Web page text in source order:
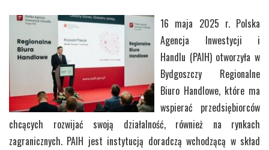
16 maja 2025 r. Polska
Agencja Inwestycji i
Handlu (PAIH) otworzyła w
Bydgoszczy Regionalne
Biuro Handlowe, które ma
wspierać przedsiębiorców
chcących rozwijać swoją działalność, również na rynkach
zagranicznych. PAIH jest instytucją doradczą wchodzącą w skład